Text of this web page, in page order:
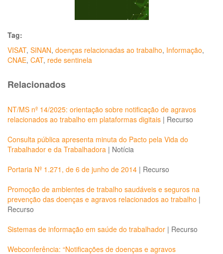
Tag:
VISAT, SINAN, doenças relacionadas ao trabalho, Informação,
CNAE, CAT, rede sentinela
Relacionados
NT/MS nº 14/2025: orientação sobre notificação de agravos
relacionados ao trabalho em plataformas digitais | Recurso
Consulta pública apresenta minuta do Pacto pela Vida do
Trabalhador e da Trabalhadora | Notícia
Portaria Nº 1.271, de 6 de junho de 2014 | Recurso
Promoção de ambientes de trabalho saudáveis e seguros na
prevenção das doenças e agravos relacionados ao trabalho |
Recurso
Sistemas de informação em saúde do trabalhador | Recurso
Webconferência: “Notificações de doenças e agravos